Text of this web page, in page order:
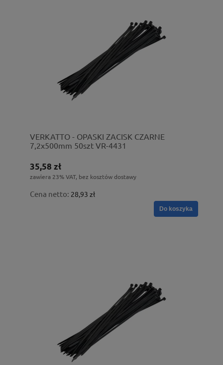
VERKATTO - OPASKI ZACISK CZARNE
7,2x500mm 50szt VR-4431
35,58 zł
zawiera 23% VAT, bez kosztów dostawy
Cena netto: 28,93 zł
Do koszyka